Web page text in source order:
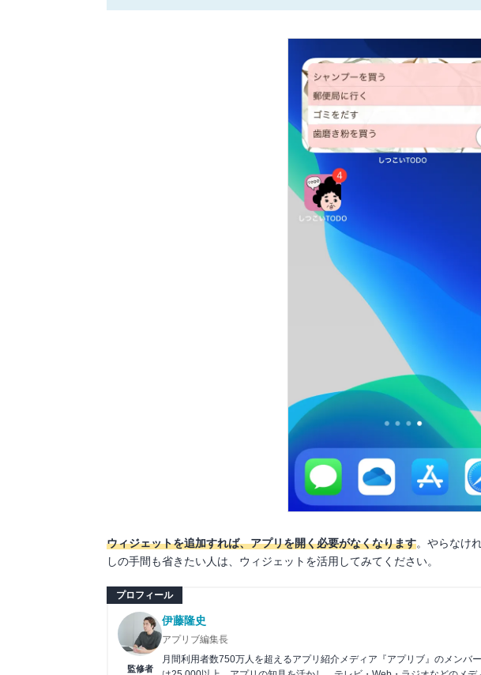
ウィジェットを追加すれば、アプリを開く必要がなくなります。やらなけ
しの手間も省きたい人は、ウィジェットを活用してみてください。
プロフィール
監修者
伊藤隆史
アプリブ編集長
月間利用者数750万人を超えるアプリ紹介メディア『アプリブ』のメンバ